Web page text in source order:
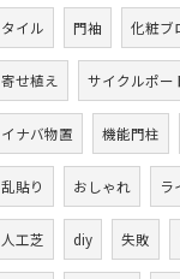
タイル 門袖 化粧ブ
寄せ植え サイクルポー
イナバ物置 機能門柱
乱貼り おしゃれ ラ
人工芝 diy 失敗